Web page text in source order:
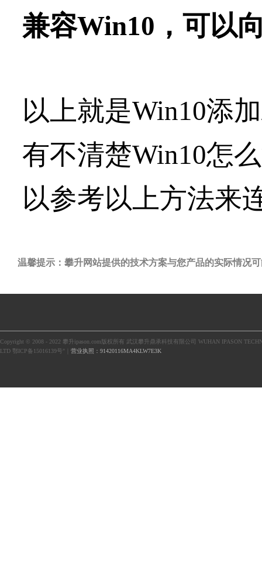
兼容Win10，可以
以上就是Win10添
有不清楚Win10怎
以参考以上方法来
温馨提示：攀升网站提供的技术方案与您产品的实际情况
Copyright © 2008 - 2022 攀升ipason.com版权所有 武汉攀升鼎承科技有限公司 WUHAN IPASON
LTD 鄂ICP备15016139号"｜ 营业执照：91420116MA4KLW7E3K